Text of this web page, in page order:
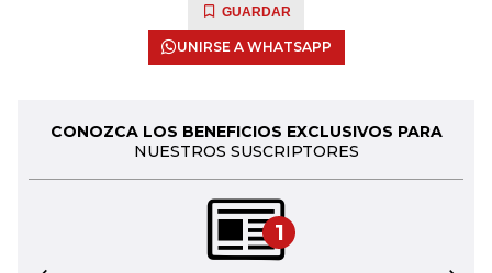
GUARDAR
UNIRSE A WHATSAPP
CONOZCA LOS BENEFICIOS EXCLUSIVOS PARA
NUESTROS SUSCRIPTORES
1